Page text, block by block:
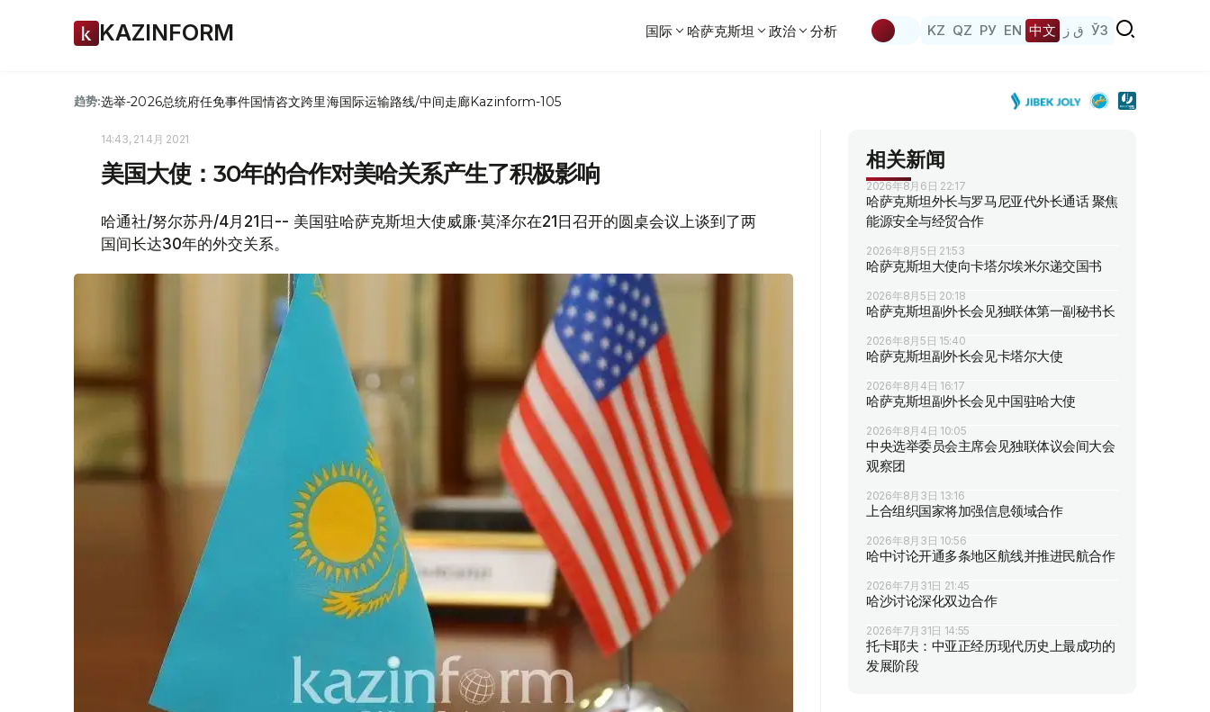
KAZINFORM 国际 哈萨克斯坦 政治 分析 KZ QZ РУ EN 中文 ق ز ЎЗ
趋势:选举-2026总统府任免事件国情咨文跨里海国际运输路线/中间走廊Kazinform-105
14:43, 21 4月 2021
美国大使：30年的合作对美哈关系产生了积极影响
哈通社/努尔苏丹/4月21日-- 美国驻哈萨克斯坦大使威廉·莫泽尔在21日召开的圆桌会议上谈到了两
国间长达30年的外交关系。
相关新闻
2026年8月6日 22:17
哈萨克斯坦外长与罗马尼亚代外长通话 聚焦
能源安全与经贸合作
2026年8月5日 21:53
哈萨克斯坦大使向卡塔尔埃米尔递交国书
2026年8月5日 20:18
哈萨克斯坦副外长会见独联体第一副秘书长
2026年8月5日 15:40
哈萨克斯坦副外长会见卡塔尔大使
2026年8月4日 16:17
哈萨克斯坦副外长会见中国驻哈大使
2026年8月4日 10:05
中央选举委员会主席会见独联体议会间大会
观察团
2026年8月3日 13:16
上合组织国家将加强信息领域合作
2026年8月3日 10:56
哈中讨论开通多条地区航线并推进民航合作
2026年7月31日 21:45
哈沙讨论深化双边合作
2026年7月31日 14:55
托卡耶夫：中亚正经历现代历史上最成功的
发展阶段